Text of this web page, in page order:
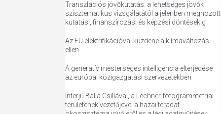
Transzlációs jövőkutatás: a lehetséges jövők
szisztematikus vizsgálatától a jelenben meghozott
kutatási, finanszírozási és képzési döntésekig
Az EU elektrifikációval küzdene a klímaváltozás
ellen
A generatív mesterséges intelligencia elterjedése
az európai közigazgatási szervezetekben
Interjú Balla Csillával, a Lechner fotogrammetriai
területének vezetőjével a hazai téradat-